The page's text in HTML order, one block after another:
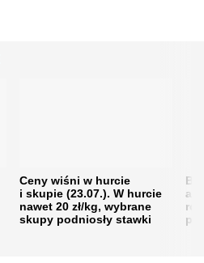
Ceny wiśni w hurcie
i skupie (23.07.). W hurcie
nawet 20 zł/kg, wybrane
skupy podniosły stawki